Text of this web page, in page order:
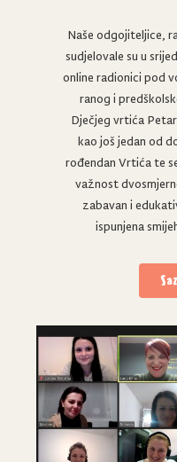
Naše odgojiteljice,
sudjelovale su u
online radionici pod
ranog i
Dječjeg vrtića
kao još jedan od
rođendan Vrtića te
važnost
zabavan i
ispunjena